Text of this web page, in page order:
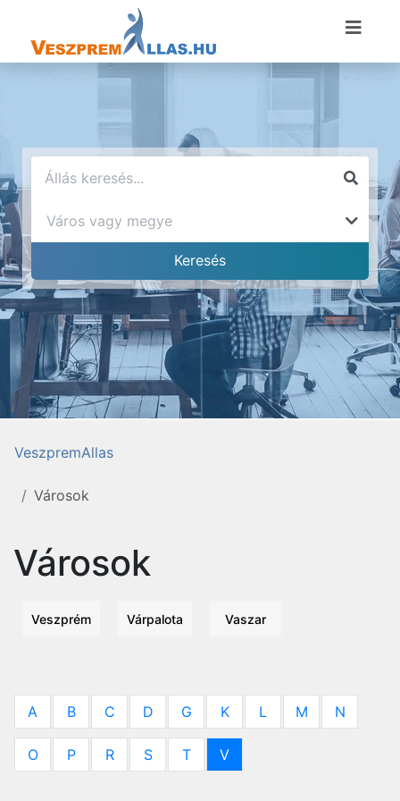
VeszpremAllas
Városok
Városok
Veszprém Várpalota Vaszar
A B C D G K L M N
O P R S T V